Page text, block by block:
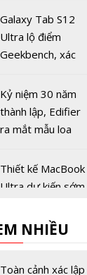
Galaxy Tab S12
Ultra lộ điểm
Geekbench, xác
Dimensity 9500
Kỷ niệm 30 năm
thành lập, Edifier
ra mắt mẫu loa
mới
Thiết kế MacBook
Ultra dự kiến sớm
MacBook Pro giá
rẻ năm 2027
Samsung phát
bản cập nhật bảo
NHIỀU
Toàn cảnh xác lập